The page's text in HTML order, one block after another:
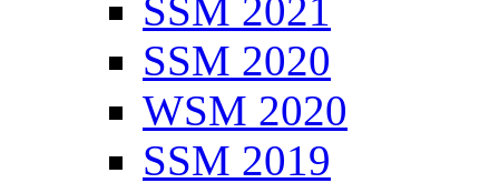
SSM 2021
SSM 2020
WSM 2020
SSM 2019